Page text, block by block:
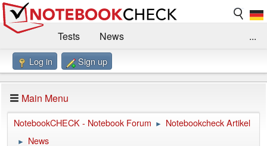
Tests
News
Benchmarks / Technik
Forum
Impressum
...
Log in Sign up
Main Menu
NotebookCHECK - Notebook Forum ► Notebookcheck Artikel
► News